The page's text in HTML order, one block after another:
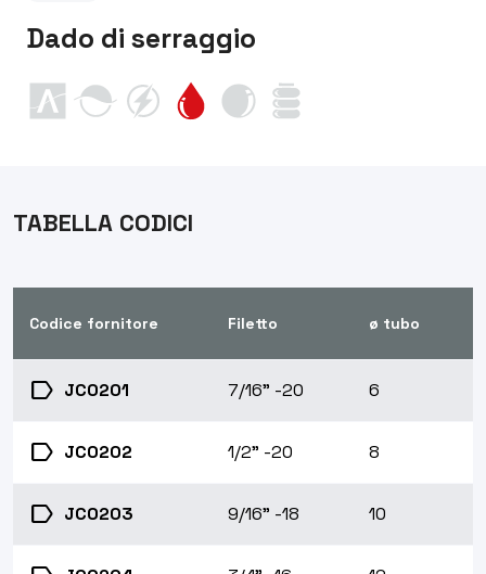
Dado di serraggio
TABELLA CODICI
Codice fornitore Filetto ø tubo
label JC0201 7/16" -20 6
label JC0202 1/2" -20 8
label JC0203 9/16" -18 10